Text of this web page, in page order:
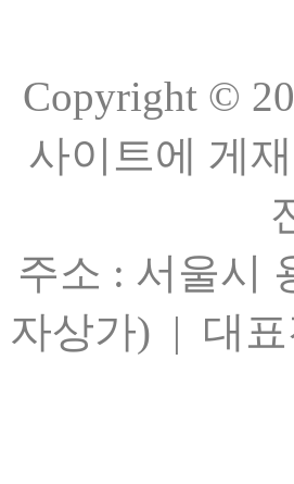
Copyright ©
사이트에 게
주소 : 서울시
자상가) | 대표